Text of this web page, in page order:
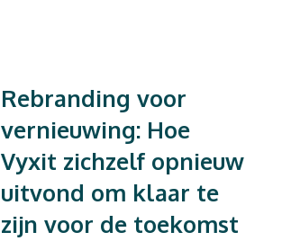
Rebranding voor
vernieuwing: Hoe
Vyxit zichzelf opnieuw
uitvond om klaar te
zijn voor de toekomst